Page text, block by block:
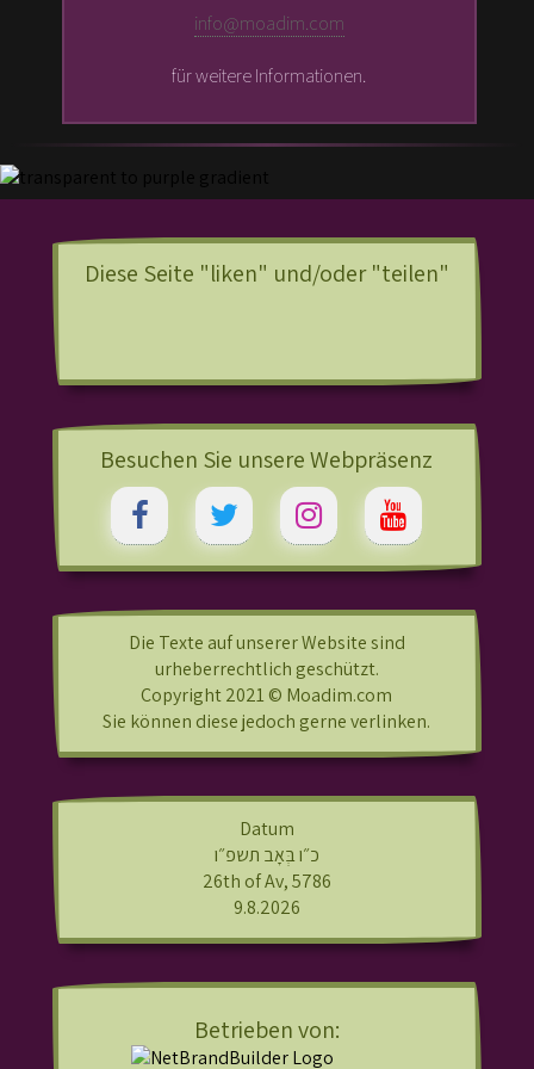
info@moadim.com
für weitere Informationen.
Diese Seite "liken" und/oder "teilen"
Besuchen Sie unsere Webpräsenz
Die Texte auf unserer Website sind
urheberrechtlich geschützt.
Copyright 2021 © Moadim.com
Sie können diese jedoch gerne verlinken.
Datum
כ״ו בְּאָב תשפ״ו
26th of Av, 5786
9.8.2026
Betrieben von: